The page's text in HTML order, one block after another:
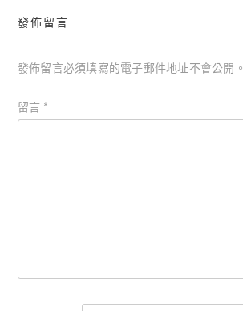
發佈留言
發佈留言必須填寫的電子郵件地址不會公開。
留言 *